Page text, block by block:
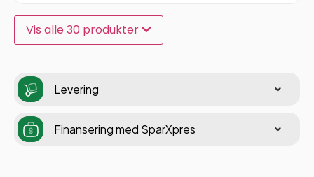
Vis alle 30 produkter
Levering
Finansering med SparXpres